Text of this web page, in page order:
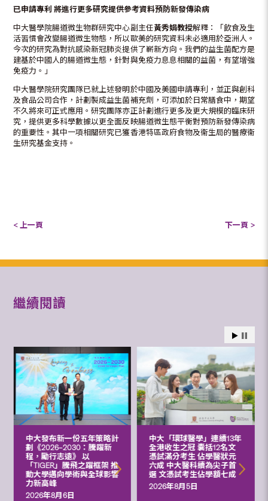
已申請專利 將進行更多研究提供參考資料預防新發傳染病
中大醫學院腸道微生物群研究中心副主任黃秀娟教授解釋：「飲食及生
活習慣會改變腸道微生物態，所以歐美的研究資料未必適用於亞洲人。
今次的研究為對抗感染新冠肺炎提供了嶄新方向。我們的益生菌配方是
建基於中國人的腸道微生態，針對與免疫力息息相關的益菌，有望增強
免疫力。」
中大醫學院研究團隊已就上述發明於中國及美國申請專利，並正與創科
及食品公司合作，計劃製成益生菌補充劑，可添加於日常膳食中，期望
不久將來可正式應用。研究團隊亦正計劃進行更多及更大規模的臨床研
究，提供更多科學數據以更全面反映腸道微生態平衡對預防新發傳染病
的重要性。其中一項相關研究已獲香港特區政府食物及衞生局的醫療衞
生研究基金支持。
< 上一頁 下一頁 >
繼續閱讀
中大發布新一份五年策略計
劃《2026‒2030：騰躍新
程，勵行志遠》 以
「TIGER」騰飛之躍框架 推
動大學邁向學術與全球影響
力新高峰
2026年8月6日
中大「環球醫學」連續13年
全港收生之冠 囊括12名文
憑試滿分考生 佔學醫狀元
六成 中大醫科續為尖子首
選 文憑試考生佔學額七成
2026年8月5日